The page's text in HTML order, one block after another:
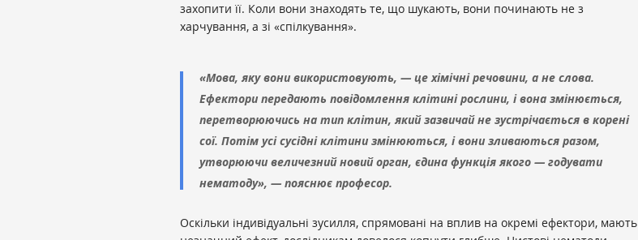
захопити її. Коли вони знаходять те, що шукають, вони починають не з
харчування, а зі «спілкування».
«Мова, яку вони використовують, — це хімічні речовини, а не слова.
Ефектори передають повідомлення клітині рослини, і вона змінюється,
перетворюючись на тип клітин, який зазвичай не зустрічається в корені
сої. Потім усі сусідні клітини змінюються, і вони зливаються разом,
утворюючи величезний новий орган, єдина функція якого — годувати
нематоду», — пояснює професор.
Оскільки індивідуальні зусилля, спрямовані на вплив на окремі ефектори, мають